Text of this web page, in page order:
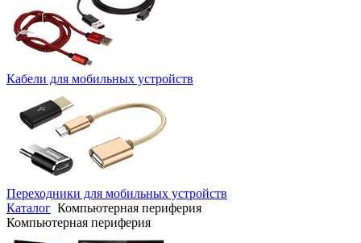
Кабели для мобильных устройств
Переходники для мобильных устройств
Каталог Компьютерная периферия
Компьютерная периферия